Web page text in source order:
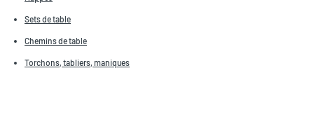
Sets de table
Chemins de table
Torchons, tabliers, maniques